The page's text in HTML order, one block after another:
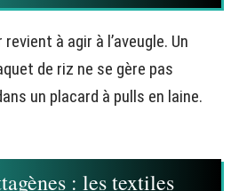
à agir à l’aveugle. Un
de riz ne se gère pas
un placard à pulls en laine.
: les textiles